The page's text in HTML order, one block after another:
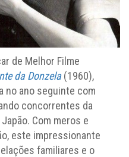
de Melhor Filme
da Donzela(1960),
no ano seguinte com
concorrentes da
Com meros e
este impressionante
familiares e o